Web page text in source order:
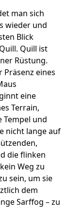
man sich
wieder und
Blick
Quill ist
Rüstung.
Präsenz eines
eine
Terrain,
Tempel und
nicht lange auf
die flinken
Weg zu
sein, um sie
dem
Sarffog – zu